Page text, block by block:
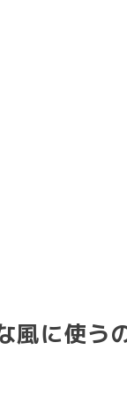
風に使う